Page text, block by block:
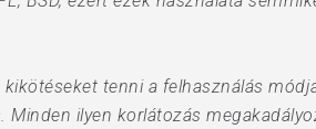
tenni a felhasználás
ilyen korlátozás